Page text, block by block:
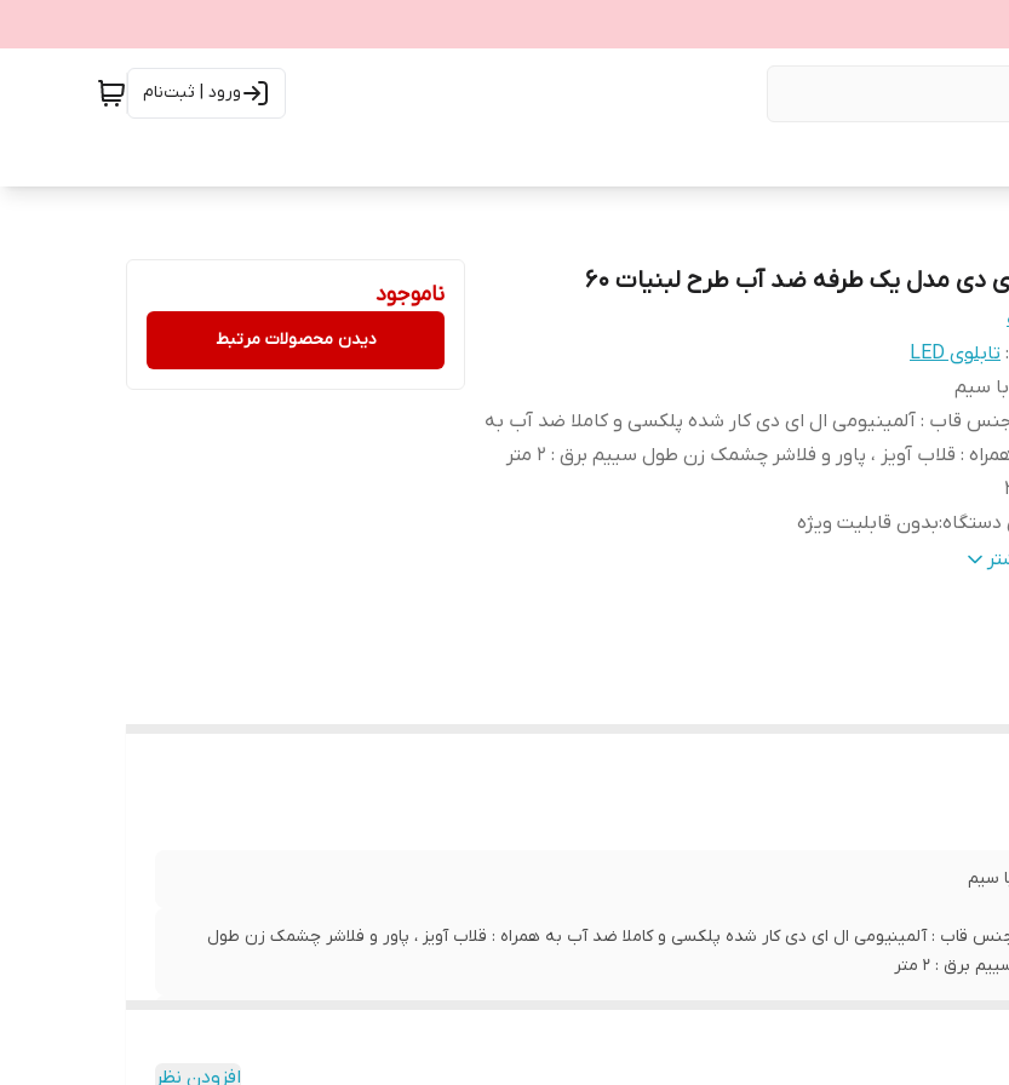
ورود | ثبت‌نام
ای دی مدل یک طرفه ضد آب طرح لبنیات 60
: تابلوی LED
با سیم
قاب : آلمینیومی ال ای دی کار شده پلکسی و کاملا ضد آب به
: قلاب آویز ، پاور و فلاشر چشمک زن طول سییم برق : 2 متر
دستگاه:بدون قابلیت ویژه
ناموجود
دیدن محصولات مرتبط
سیم
قاب : آلمینیومی ال ای دی کار شده پلکسی و کاملا ضد آب به همراه : قلاب آویز ، پاور و فلاشر چشمک زن طول
برق : 2 متر
افزودن نظر